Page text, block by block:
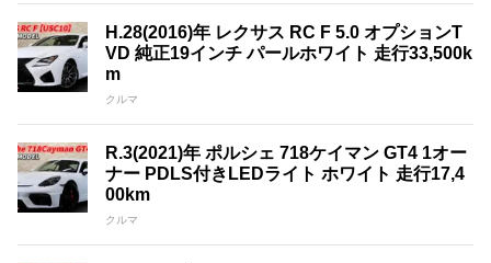
H.28(2016)年 レクサス RC F 5.0 オプションT
VD 純正19インチ パールホワイト 走行33,500k
m
クルマ
R.3(2021)年 ポルシェ 718ケイマン GT4 1オー
ナー PDLS付きLEDライト ホワイト 走行17,4
00km
クルマ